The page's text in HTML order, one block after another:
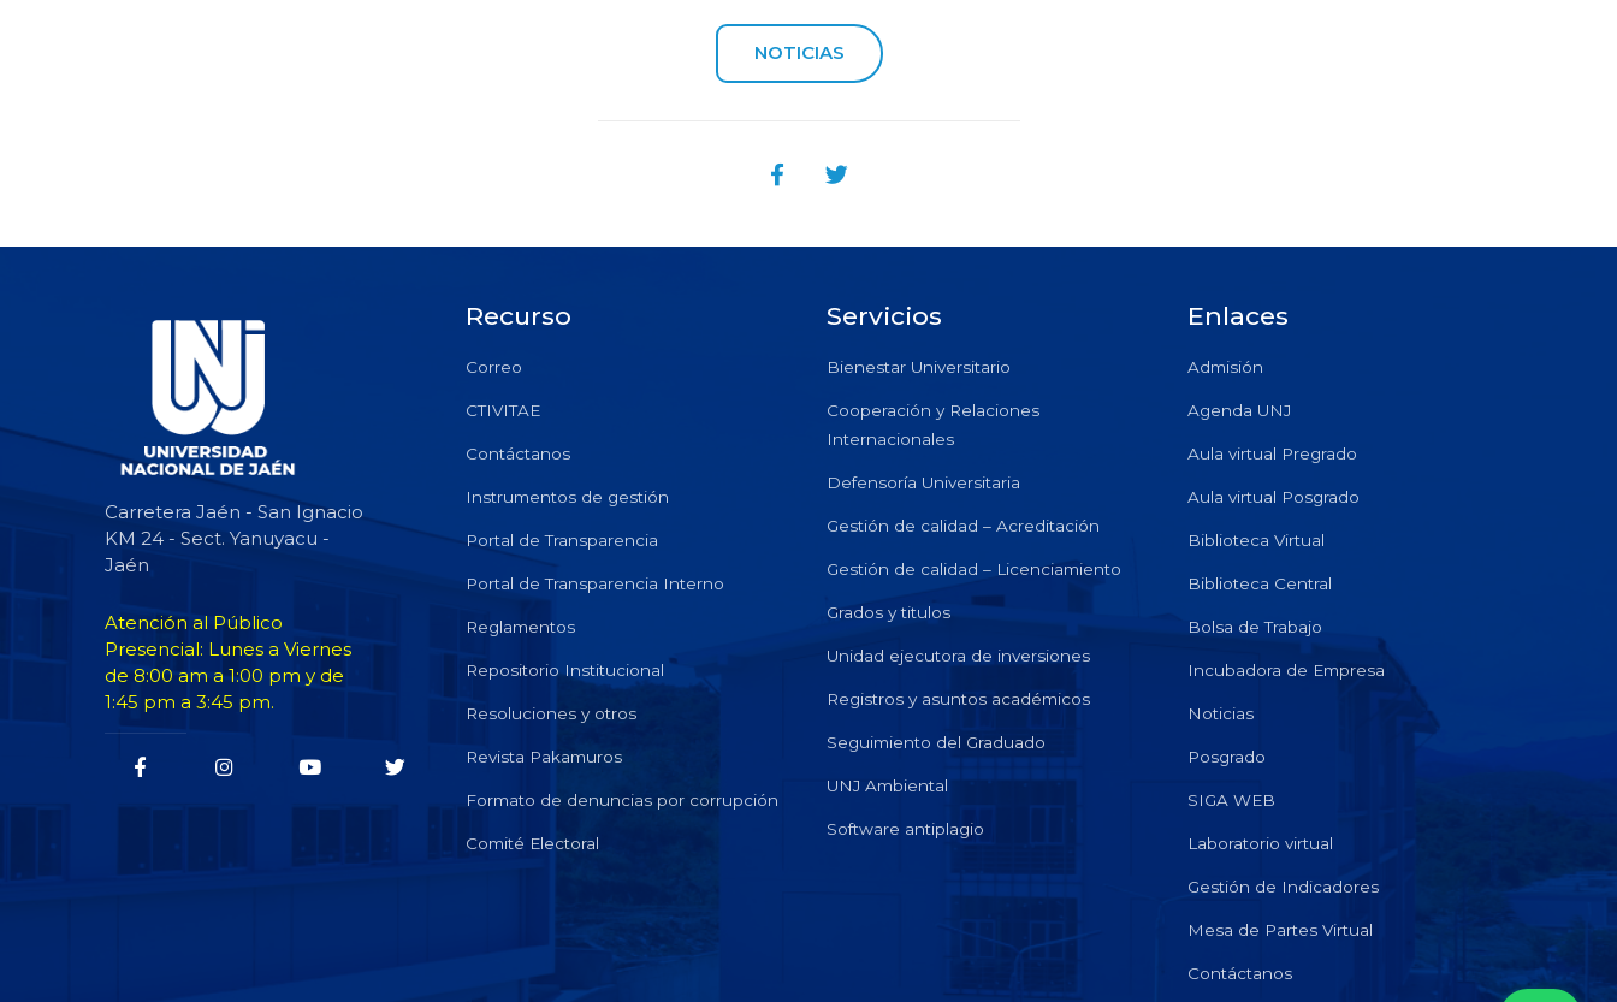
NOTICIAS
Carretera Jaén - San Ignacio
KM 24 - Sect. Yanuyacu -
Jaén
Atención al Público
Presencial: Lunes a Viernes
de 8:00 am a 1:00 pm y de
1:45 pm a 3:45 pm.
Recurso
Correo
CTIVITAE
Contáctanos
Instrumentos de gestión
Portal de Transparencia
Portal de Transparencia Interno
Reglamentos
Repositorio Institucional
Resoluciones y otros
Revista Pakamuros
Formato de denuncias por corrupción
Comité Electoral
Servicios
Bienestar Universitario
Cooperación y Relaciones
Internacionales
Defensoría Universitaria
Gestión de calidad – Acreditación
Gestión de calidad – Licenciamiento
Grados y titulos
Unidad ejecutora de inversiones
Registros y asuntos académicos
Seguimiento del Graduado
UNJ Ambiental
Software antiplagio
Enlaces
Admisión
Agenda UNJ
Aula virtual Pregrado
Aula virtual Posgrado
Biblioteca Virtual
Biblioteca Central
Bolsa de Trabajo
Incubadora de Empresa
Noticias
Posgrado
SIGA WEB
Laboratorio virtual
Gestión de Indicadores
Mesa de Partes Virtual
Contáctanos